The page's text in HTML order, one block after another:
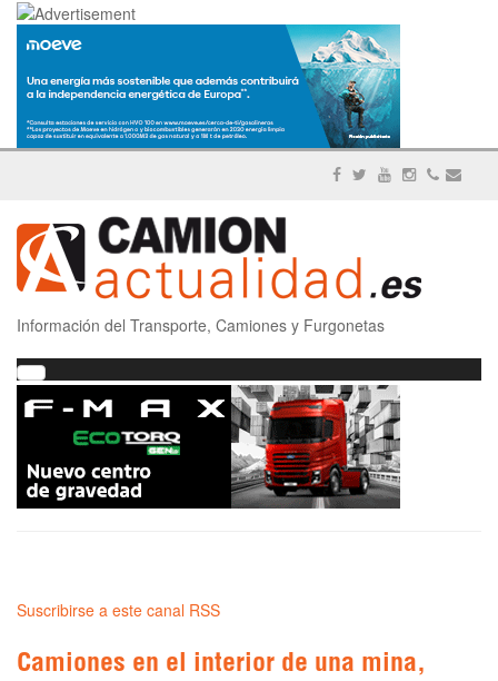
Información del Transporte, Camiones y Furgonetas
Suscribirse a este canal RSS
Camiones en el interior de una mina,